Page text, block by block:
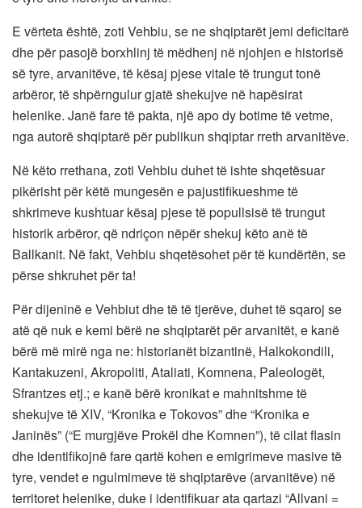
E vërteta është, zoti Vehbiu, se ne shqiptarët jemi deficitarë
dhe për pasojë borxhlinj të mëdhenj në njohjen e historisë
së tyre, arvanitëve, të kësaj pjese vitale të trungut tonë
arbëror, të shpërngulur gjatë shekujve në hapësirat
helenike. Janë fare të pakta, një apo dy botime të vetme,
nga autorë shqiptarë për publikun shqiptar rreth arvanitëve.
Në këto rrethana, zoti Vehbiu duhet të ishte shqetësuar
pikërisht për këtë mungesën e pajustifikueshme të
shkrimeve kushtuar kësaj pjese të popullsisë të trungut
historik arbëror, që ndriçon nëpër shekuj këto anë të
Ballkanit. Në fakt, Vehbiu shqetësohet për të kundërtën, se
përse shkruhet për ta!
Për dijeninë e Vehbiut dhe të të tjerëve, duhet të sqaroj se
atë që nuk e kemi bërë ne shqiptarët për arvanitët, e kanë
bërë më mirë nga ne: historianët bizantinë, Halkokondili,
Kantakuzeni, Akropoliti, Ataliati, Komnena, Paleologët,
Sfrantzes etj.; e kanë bërë kronikat e mahnitshme të
shekujve të XIV, “Kronika e Tokovos” dhe “Kronika e
Janinës” (“E murgjëve Prokël dhe Komnen”), të cilat flasin
dhe identifikojnë fare qartë kohen e emigrimeve masive të
tyre, vendet e ngulmimeve të shqiptarëve (arvanitëve) në
territoret helenike, duke i identifikuar ata qartazi “Allvani =